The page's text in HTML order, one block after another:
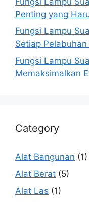
Penting yang
Fungsi Lampu
Setiap
Fungsi Lampu
Memaksimalkan
Category
Alat Bangunan (1)
Alat Berat (5)
Alat Las (1)